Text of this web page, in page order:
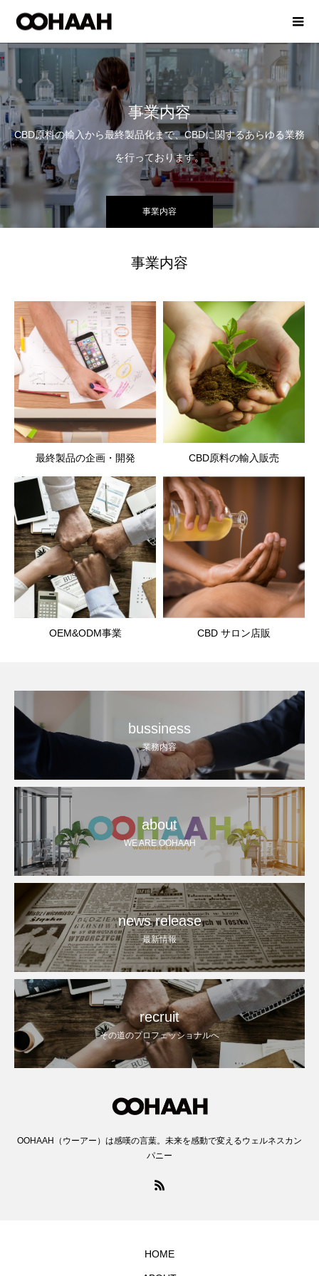
事業内容
CBD原料の輸入から最終製品化まで、CBDに関するあらゆる業務
を行っております。
事業内容
事業内容
最終製品の企画・開発 CBD原料の輸入販売
OEM&ODM事業 CBD サロン店販
bussiness
業務内容
about
WE ARE OOHAAH
news release
最新情報
recruit
その道のプロフェッショナルへ
OOHAAH（ウーアー）は感嘆の言葉。未来を感動で変えるウェルネスカン
パニー
HOME